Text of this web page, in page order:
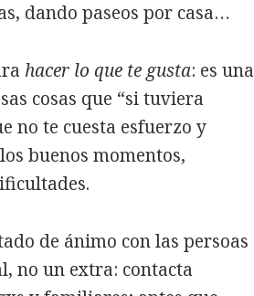
dando paseos por casa…
hacer lo que te gusta: es una
cosas que “si tuviera
no te cuesta esfuerzo y
buenos momentos,
de ánimo con las persoas
no un extra: contacta